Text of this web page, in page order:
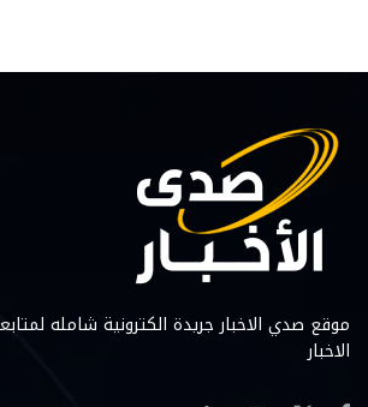
موقع صدي الاخبار جريدة الكترونية شامله
الاخبار